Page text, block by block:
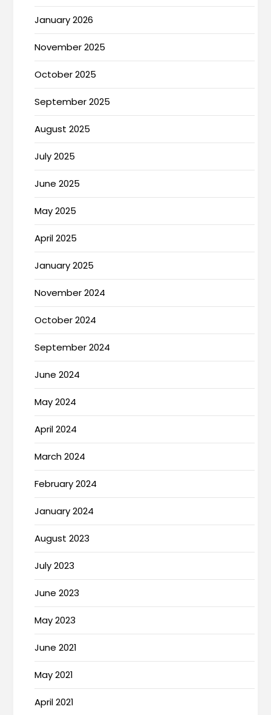
January 2026
November 2025
October 2025
September 2025
August 2025
July 2025
June 2025
May 2025
April 2025
January 2025
November 2024
October 2024
September 2024
June 2024
May 2024
April 2024
March 2024
February 2024
January 2024
August 2023
July 2023
June 2023
May 2023
June 2021
May 2021
April 2021